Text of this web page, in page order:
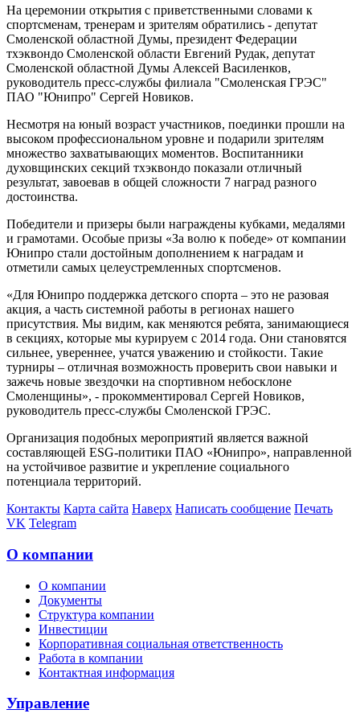
На церемонии открытия с приветственными словами к
спортсменам, тренерам и зрителям обратились - депутат
Смоленской областной Думы, президент Федерации
тхэквондо Смоленской области Евгений Рудак, депутат
Смоленской областной Думы Алексей Василенков,
руководитель пресс-службы филиала "Смоленская ГРЭС"
ПАО "Юнипро" Сергей Новиков.
Несмотря на юный возраст участников, поединки прошли на
высоком профессиональном уровне и подарили зрителям
множество захватывающих моментов. Воспитанники
духовщинских секций тхэквондо показали отличный
результат, завоевав в общей сложности 7 наград разного
достоинства.
Победители и призеры были награждены кубками, медалями
и грамотами. Особые призы «За волю к победе» от компании
Юнипро стали достойным дополнением к наградам и
отметили самых целеустремленных спортсменов.
«Для Юнипро поддержка детского спорта – это не разовая
акция, а часть системной работы в регионах нашего
присутствия. Мы видим, как меняются ребята, занимающиеся
в секциях, которые мы курируем с 2014 года. Они становятся
сильнее, увереннее, учатся уважению и стойкости. Такие
турниры – отличная возможность проверить свои навыки и
зажечь новые звездочки на спортивном небосклоне
Смоленщины», - прокомментировал Сергей Новиков,
руководитель пресс-службы Смоленской ГРЭС.
Организация подобных мероприятий является важной
составляющей ESG-политики ПАО «Юнипро», направленной
на устойчивое развитие и укрепление социального
потенциала территорий.
Контакты Карта сайта Наверх Написать сообщение Печать
VK Telegram
О компании
О компании
Документы
Структура компании
Инвестиции
Корпоративная социальная ответственность
Работа в компании
Контактная информация
Управление